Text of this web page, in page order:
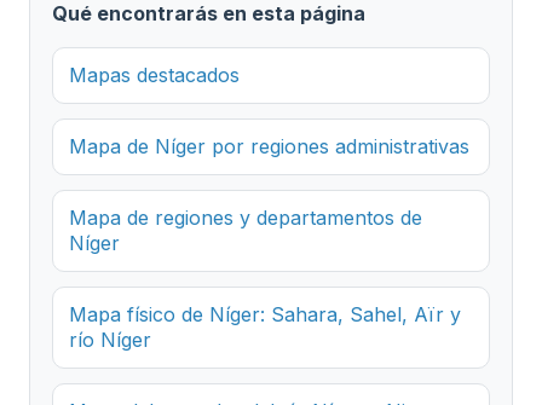
Qué encontrarás en esta página
Mapas destacados
Mapa de Níger por regiones administrativas
Mapa de regiones y departamentos de
Níger
Mapa físico de Níger: Sahara, Sahel, Aïr y
río Níger